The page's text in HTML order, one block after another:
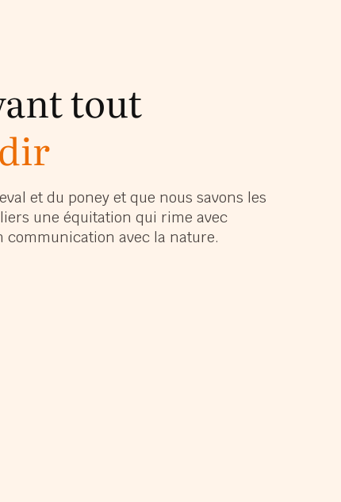
tout
et du poney et que nous savons les
une équitation qui rime avec
avec la nature.